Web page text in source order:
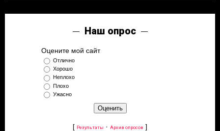
Наш опрос
Оцените мой сайт
Отлично
Хорошо
Неплохо
Плохо
Ужасно
[ Результаты · Архив опросов ]